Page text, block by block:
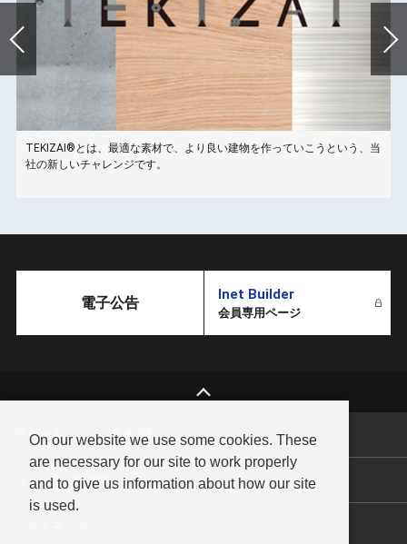
TEKIZAI®とは、最適な素材で、より良い建物を作っていこうという、当
社の新しいチャレンジです。
電子公告 Inet Builder
会員専用ページ
情報セキュリティ基本方針
サイトのご利用方法
On our website we use some cookies. These
are necessary for our site to work properly
and to give us information about how our site
is used.